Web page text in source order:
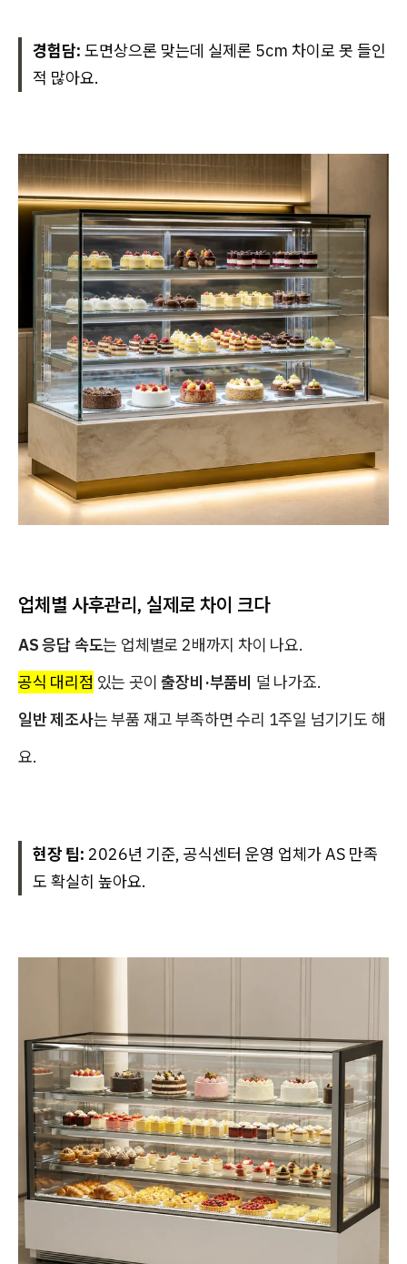
경험담: 도면상으론 맞는데 실제론 5cm 차이로 못 들인
적 많아요.
업체별 사후관리, 실제로 차이 크다
AS 응답 속도는 업체별로 2배까지 차이 나요.
공식 대리점 있는 곳이출장비·부품비 덜 나가죠.
일반 제조사는 부품 재고 부족하면 수리 1주일 넘기기도 해
요.
현장 팁: 2026년 기준, 공식센터 운영 업체가 AS 만족
도 확실히 높아요.